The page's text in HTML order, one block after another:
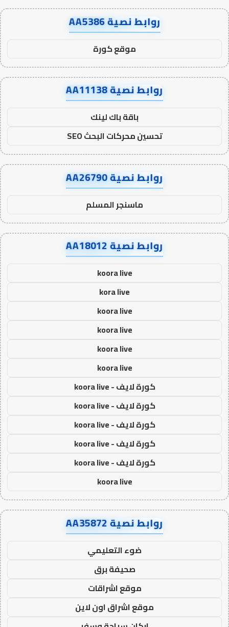
روابط نصية AA5386
موقع كورة
روابط نصية AA11138
باقة باك لينك
تحسين محركات البحث SEO
روابط نصية AA26790
ماسنجر المسلم
روابط نصية AA18012
koora live
kora live
koora live
koora live
koora live
koora live
كورة لايف - koora live
كورة لايف - koora live
كورة لايف - koora live
كورة لايف - koora live
كورة لايف - koora live
koora live
روابط نصية AA35872
ضوء التعليمي
صحيفة برق
موقع اشراقات
موقع اشراق اون لاين